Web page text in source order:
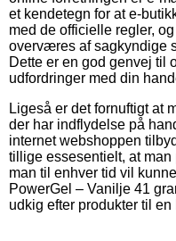
et kendetegn for at e-
med de officielle regler,
overværes af sagkyndige
Dette er en god genvej til
udfordringer med din
Ligeså er det fornuftigt at
der har indflydelse på
internet webshoppen
tillige essesentielt, at man
man til enhver tid vil
PowerGel – Vanilje 41
udkig efter produkter til